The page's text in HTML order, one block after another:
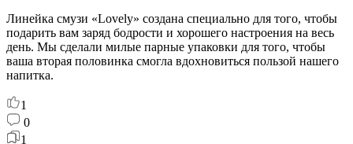
Линейка смузи «Lovely» создана специально для того, чтобы
подарить вам заряд бодрости и хорошего настроения на весь
день. Мы сделали милые парные упаковки для того, чтобы
ваша вторая половинка смогла вдохновиться пользой нашего
напитка.
1
0
1